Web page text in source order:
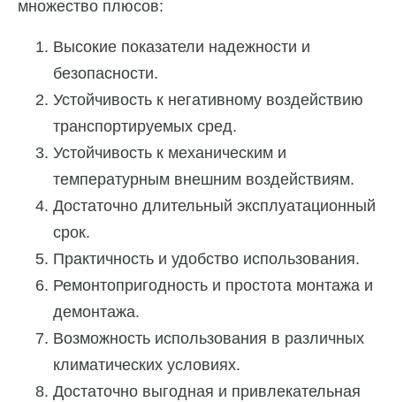
множество плюсов:
Высокие показатели надежности и
безопасности.
Устойчивость к негативному воздействию
транспортируемых сред.
Устойчивость к механическим и
температурным внешним воздействиям.
Достаточно длительный эксплуатационный
срок.
Практичность и удобство использования.
Ремонтопригодность и простота монтажа и
демонтажа.
Возможность использования в различных
климатических условиях.
Достаточно выгодная и привлекательная